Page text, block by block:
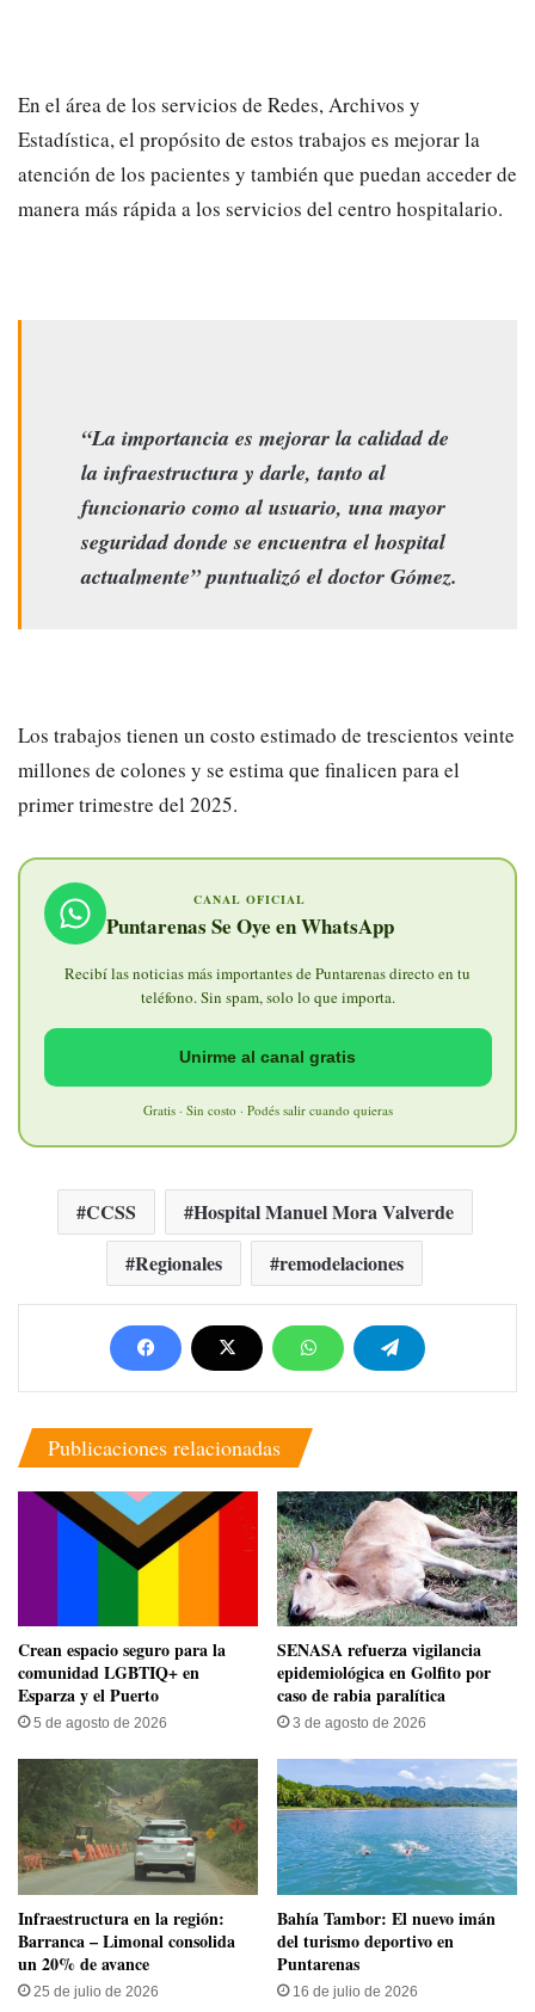
En el área de los servicios de Redes, Archivos y
Estadística, el propósito de estos trabajos es mejorar la
atención de los pacientes y también que puedan acceder de
manera más rápida a los servicios del centro hospitalario.
“La importancia es mejorar la calidad de
la infraestructura y darle, tanto al
funcionario como al usuario, una mayor
seguridad donde se encuentra el hospital
actualmente” puntualizó el doctor Gómez.
Los trabajos tienen un costo estimado de trescientos veinte
millones de colones y se estima que finalicen para el
primer trimestre del 2025.
CANAL OFICIAL
Puntarenas Se Oye en WhatsApp
Recibí las noticias más importantes de Puntarenas directo en tu
teléfono. Sin spam, solo lo que importa.
Unirme al canal gratis
Gratis · Sin costo · Podés salir cuando quieras
CCSS
Hospital Manuel Mora Valverde
Regionales
remodelaciones
Publicaciones relacionadas
Crean espacio seguro para la
comunidad LGBTIQ+ en
Esparza y el Puerto
5 de agosto de 2026
SENASA refuerza vigilancia
epidemiológica en Golfito por
caso de rabia paralítica
3 de agosto de 2026
Infraestructura en la región:
Barranca – Limonal consolida
un 20% de avance
25 de julio de 2026
Bahía Tambor: El nuevo imán
del turismo deportivo en
Puntarenas
16 de julio de 2026